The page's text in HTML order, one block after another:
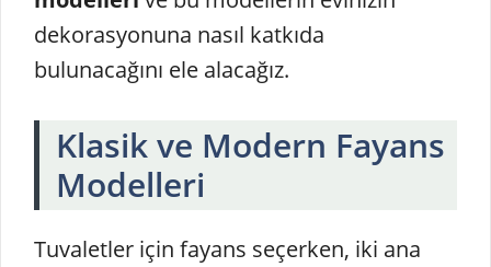
dekorasyonuna nasıl katkıda
bulunacağını ele alacağız.
Klasik ve Modern Fayans
Modelleri
Tuvaletler için fayans seçerken, iki ana